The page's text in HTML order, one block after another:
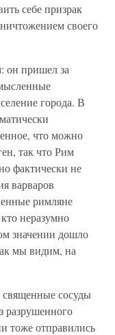
себе призрак
своего
он пришел за
города. В
что можно
так что Рим
фактически не
варваров
римляне
неразумно
значении дошло
мы видим, на
священные сосуды
разрушенного
тоже отправились